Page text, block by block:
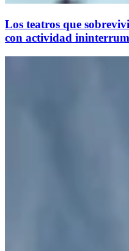
Los teatros que
con actividad